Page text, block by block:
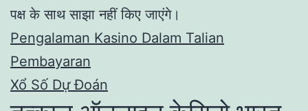
पक्ष के साथ साझा नहीं किए जाएंगे।
Pengalaman Kasino Dalam Talian
Pembayaran
Xổ Số Dự Đoán